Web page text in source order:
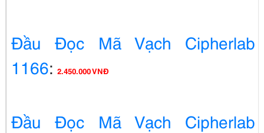
Đầu Đọc Mã Vạch Cipherlab
1166: 2.450.000 VNĐ
Đầu Đọc Mã Vạch Cipherlab